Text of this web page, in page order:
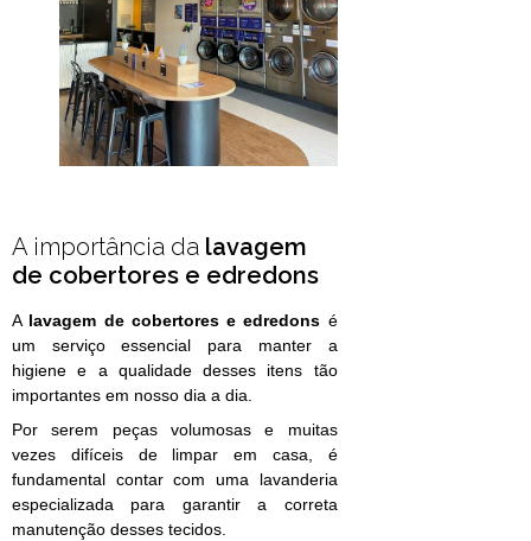
A importância da lavagem
de cobertores e edredons
A lavagem de cobertores e edredons é
um serviço essencial para manter a
higiene e a qualidade desses itens tão
importantes em nosso dia a dia.
Por serem peças volumosas e muitas
vezes difíceis de limpar em casa, é
fundamental contar com uma lavanderia
especializada para garantir a correta
manutenção desses tecidos.